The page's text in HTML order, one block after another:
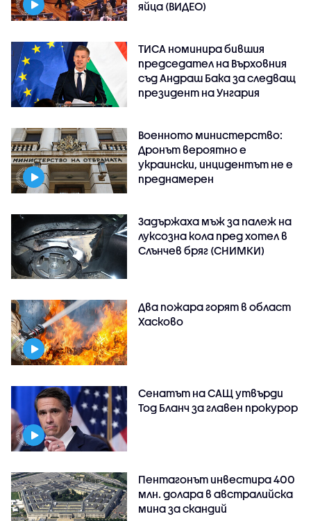
яйца (ВИДЕО)
ТИСА номинира бившия
председател на Върховния
съд Андраш Бака за следващ
президент на Унгария
Военното министерство:
Дронът вероятно е
украински, инцидентът не е
преднамерен
Задържаха мъж за палеж на
луксозна кола пред хотел в
Слънчев бряг (СНИМКИ)
Два пожара горят в област
Хасково
Сенатът на САЩ утвърди
Тод Бланч за главен прокурор
Пентагонът инвестира 400
млн. долара в австралийска
мина за скандий